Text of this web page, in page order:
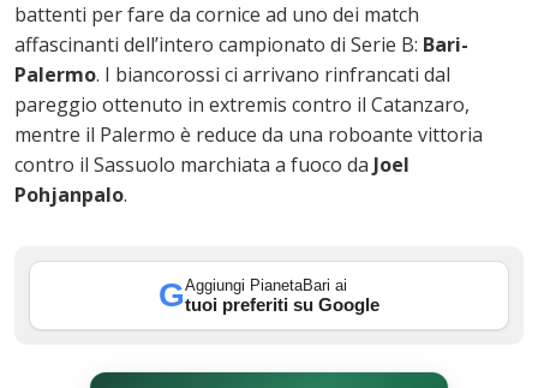
battenti per fare da cornice ad uno dei match
affascinanti dell’intero campionato di Serie B: Bari-
Palermo. I biancorossi ci arrivano rinfrancati dal
pareggio ottenuto in extremis contro il Catanzaro,
mentre il Palermo è reduce da una roboante vittoria
contro il Sassuolo marchiata a fuoco da Joel
Pohjanpalo.
GAggiungi PianetaBari ai
tuoi preferiti su Google